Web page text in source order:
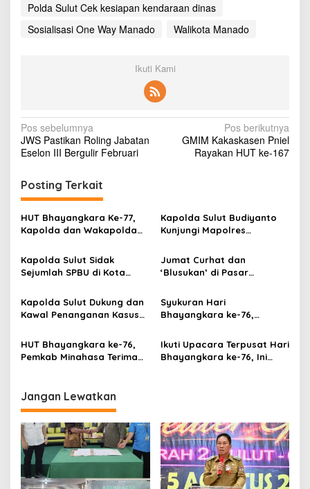
n
C
a
n
a
a
n
Polda Sulut Cek kesiapan kendaraan dinas
Sosialisasi One Way Manado
Walikota Manado
Ikuti Kami
N
a
i
g
a
i
p
o
s
Pos sebelumnya
JWS Pastikan Roling Jabatan
Eselon III Bergulir Februari
Pos berikutnya
GMIM Kakaskasen Pniel
Rayakan HUT ke-167
Posting Terkait
HUT Bhayangkara Ke-77,
Kapolda dan Wakapolda
2023
Kapolda Sulut Budiyanto
Kunjungi Mapolres
Kapolda Sulut Sidak
Sejumlah SPBU di Kota
Jumat Curhat dan
‘Blusukan’ di Pasar
Kapolda Cek Harga
Pangan Jelang Nataru
Kapolda Sulut Dukung dan
Kawal Penanganan Kasus
Perempuan
Syukuran Hari
Bhayangkara ke-76,
Melakukan Perbaikan untuk
Meningkatkan Kinerja
HUT Bhayangkara ke-76,
Pemkab Minahasa Terima
Ikuti Upacara Terpusat Hari
Bhayangkara ke-76, Ini
Jangan Lewatkan